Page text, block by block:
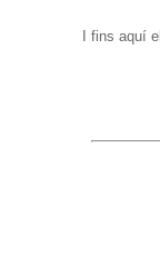
I fins aquí